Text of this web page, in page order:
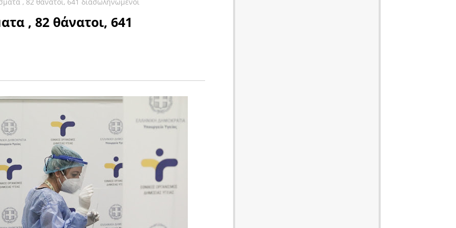
, 82 θάνατοι, 641